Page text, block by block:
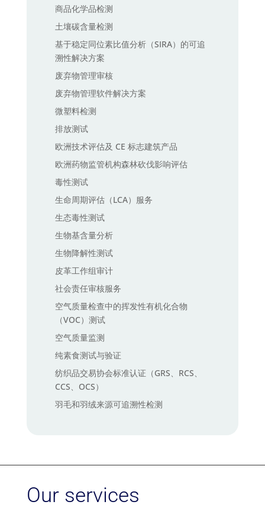
商品化学品检测
土壤碳含量检测
基于稳定同位素比值分析（SIRA）的可追
溯性解决方案
废弃物管理审核
废弃物管理软件解决方案
微塑料检测
排放测试
欧洲技术评估及 CE 标志建筑产品
欧洲药物监管机构森林砍伐影响评估
毒性测试
生命周期评估（LCA）服务
生态毒性测试
生物基含量分析
生物降解性测试
皮革工作组审计
社会责任审核服务
空气质量检查中的挥发性有机化合物
（VOC）测试
空气质量监测
纯素食测试与验证
纺织品交易协会标准认证（GRS、RCS、
CCS、OCS）
羽毛和羽绒来源可追溯性检测
鞋类环境影响评估工具
Our services